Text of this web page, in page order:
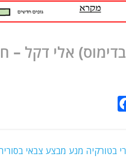
אלי דקל –
e
בטורקיה מנע מבצע צבאי